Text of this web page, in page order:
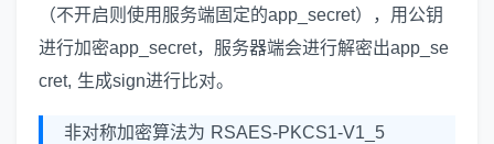
（不开启则使用服务端固定的app_secret），用公钥
进行加密app_secret，服务器端会进行解密出app_se
cret, 生成sign进行比对。
非对称加密算法为 RSAES-PKCS1-V1_5